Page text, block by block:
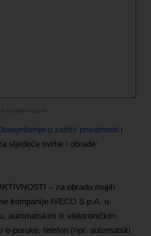
naredne izjave
o zaštiti privatnosti i
sljedeće svrhe i obrade:
– za obradu mojih
kompanije IVECO S.p.A. u
automatskim ili elektroničkim
e-poruke, telefon (npr. automatski